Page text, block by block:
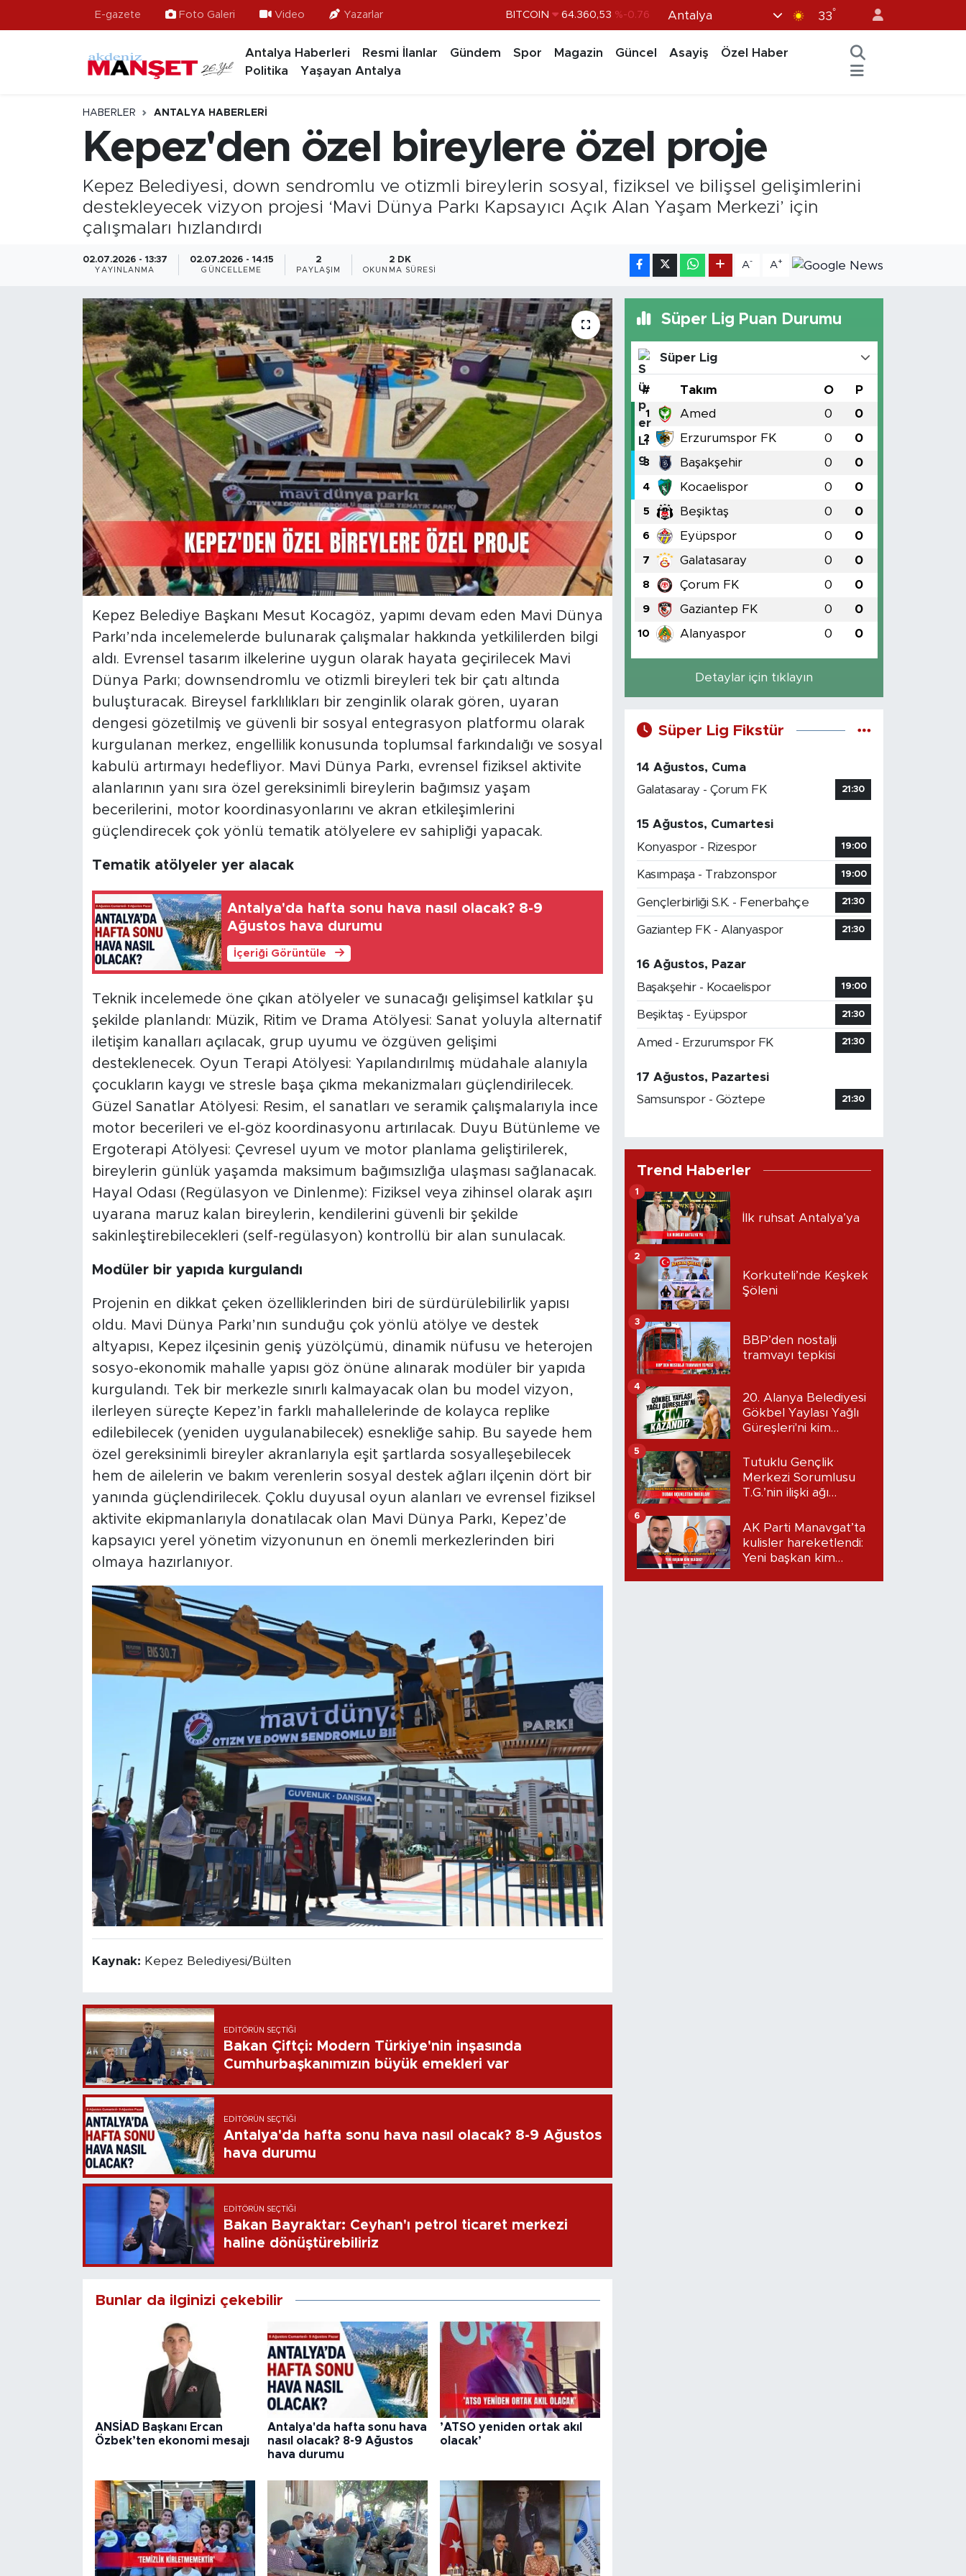
E-gazete Foto Galeri Video Yazarlar BITCOIN 64.360,53 %-0.76
BİST100 13.887 %64
Antalya 33°
Antalya Haberleri Resmi İlanlar Gündem Spor Magazin Güncel Asayiş
Özel Haber
Politika
Yaşayan Antalya
HABERLER ANTALYA HABERLERI
Kepez'den özel bireylere özel proje
Kepez Belediyesi, down sendromlu ve otizmli bireylerin sosyal, fiziksel ve bilişsel gelişimlerini
destekleyecek vizyon projesi ‘Mavi Dünya Parkı Kapsayıcı Açık Alan Yaşam Merkezi’ için
çalışmaları hızlandırdı
02.07.2026 - 13:37
YAYINLANMA
02.07.2026 - 14:15
GÜNCELLEME
2
PAYLAŞIM
2 DK
OKUNMA SÜRESI
A- A+
​Kepez Belediye Başkanı Mesut Kocagöz, yapımı devam eden Mavi Dünya
Parkı’nda incelemelerde bulunarak çalışmalar hakkında yetkililerden bilgi
aldı. Evrensel tasarım ilkelerine uygun olarak hayata geçirilecek Mavi
Dünya Parkı; downsendromlu ve otizmli bireyleri tek bir çatı altında
buluşturacak. Bireysel farklılıkları bir zenginlik olarak gören, uyaran
dengesi gözetilmiş ve güvenli bir sosyal entegrasyon platformu olarak
kurgulanan merkez, engellilik konusunda toplumsal farkındalığı ve sosyal
kabulü artırmayı hedefliyor. Mavi Dünya Parkı, evrensel fiziksel aktivite
alanlarının yanı sıra özel gereksinimli bireylerin bağımsız yaşam
becerilerini, motor koordinasyonlarını ve akran etkileşimlerini
güçlendirecek çok yönlü tematik atölyelere ev sahipliği yapacak.
Tematik atölyeler yer alacak
Antalya'da hafta sonu hava nasıl olacak? 8-9
Ağustos hava durumu
İçeriği Görüntüle
Teknik incelemede öne çıkan atölyeler ve sunacağı gelişimsel katkılar şu
şekilde planlandı: Müzik, Ritim ve Drama Atölyesi: Sanat yoluyla alternatif
iletişim kanalları açılacak, grup uyumu ve özgüven gelişimi
desteklenecek. Oyun Terapi Atölyesi: Yapılandırılmış müdahale alanıyla
çocukların kaygı ve stresle başa çıkma mekanizmaları güçlendirilecek.
Güzel Sanatlar Atölyesi: Resim, el sanatları ve seramik çalışmalarıyla ince
motor becerileri ve el-göz koordinasyonu artırılacak. Duyu Bütünleme ve
Ergoterapi Atölyesi: Çevresel uyum ve motor planlama geliştirilerek,
bireylerin günlük yaşamda maksimum bağımsızlığa ulaşması sağlanacak.
Hayal Odası (Regülasyon ve Dinlenme): Fiziksel veya zihinsel olarak aşırı
uyarana maruz kalan bireylerin, kendilerini güvenli bir şekilde
sakinleştirebilecekleri (self-regülasyon) kontrollü bir alan sunulacak.
Modüler bir yapıda kurgulandı
Projenin en dikkat çeken özelliklerinden biri de sürdürülebilirlik yapısı
oldu. Mavi Dünya Parkı’nın sunduğu çok yönlü atölye ve destek
altyapısı, Kepez ilçesinin geniş yüzölçümü, dinamik nüfusu ve heterojen
sosyo-ekonomik mahalle yapısı göz önüne alınarak modüler bir yapıda
kurgulandı. Tek bir merkezle sınırlı kalmayacak olan bu model vizyon,
ilerleyen süreçte Kepez’in farklı mahallelerinde de kolayca replike
edilebilecek (yeniden uygulanabilecek) esnekliğe sahip. Bu sayede hem
özel gereksinimli bireyler akranlarıyla eşit şartlarda sosyalleşebilecek
hem de ailelerin ve bakım verenlerin sosyal destek ağları ilçenin dört bir
yanında güçlendirilecek. Çoklu duyusal oyun alanları ve evrensel fiziksel
aktivite ekipmanlarıyla donatılacak olan Mavi Dünya Parkı, Kepez’de
kapsayıcı yerel yönetim vizyonunun en önemli merkezlerinden biri
olmaya hazırlanıyor.
Kaynak: Kepez Belediyesi/Bülten
EDITÖRÜN SEÇTIĞI
Bakan Çiftçi: Modern Türkiye'nin inşasında
Cumhurbaşkanımızın büyük emekleri var
EDITÖRÜN SEÇTIĞI
Antalya'da hafta sonu hava nasıl olacak? 8-9 Ağustos
hava durumu
EDITÖRÜN SEÇTIĞI
Bakan Bayraktar: Ceyhan'ı petrol ticaret merkezi
haline dönüştürebiliriz
Bunlar da ilginizi çekebilir
ANSİAD Başkanı Ercan
Özbek’ten ekonomi mesajı
Antalya'da hafta sonu hava
nasıl olacak? 8-9 Ağustos
hava durumu
’ATSO yeniden ortak akıl
olacak’
Süper Lig Puan Durumu
Süper Lig
# Takım O P
1 Amed 0 0
2 Erzurumspor FK 0 0
3 Başakşehir 0 0
4 Kocaelispor 0 0
5 Beşiktaş 0 0
6 Eyüpspor 0 0
7 Galatasaray 0 0
8 Çorum FK 0 0
9 Gaziantep FK 0 0
10 Alanyaspor 0 0
Detaylar için tıklayın
Süper Lig Fikstür
14 Ağustos, Cuma
Galatasaray - Çorum FK
21:30
15 Ağustos, Cumartesi
Konyaspor - Rizespor
19:00
Kasımpaşa - Trabzonspor 19:00
Gençlerbirliği S.K. - Fenerbahçe 21:30
Gaziantep FK - Alanyaspor 21:30
16 Ağustos, Pazar
Başakşehir - Kocaelispor
19:00
Beşiktaş - Eyüpspor 21:30
Amed - Erzurumspor FK 21:30
17 Ağustos, Pazartesi
Samsunspor - Göztepe
21:30
Trend Haberler
İlk ruhsat Antalya’ya
1
Korkuteli’nde Keşkek
Şöleni
2
BBP’den nostalji
tramvayı tepkisi
3
20. Alanya Belediyesi
Gökbel Yaylası Yağlı
Güreşleri'ni kim
4
Tutuklu Gençlik
Merkezi Sorumlusu
T.G.’nin ilişki ağı
Dudak uçuklatan
iddialar!
5
AK Parti Manavgat’ta
kulisler hareketlendi:
Yeni başkan kim
6
Ekonomi
Gündem
Kültür- Sanat
Magazin
Özel Haber
Politika
Resmi İlanlar
Turizm
Hava Durumu
Tüm Manşetler
Son Dakika Haberleri
Haber Arşivi